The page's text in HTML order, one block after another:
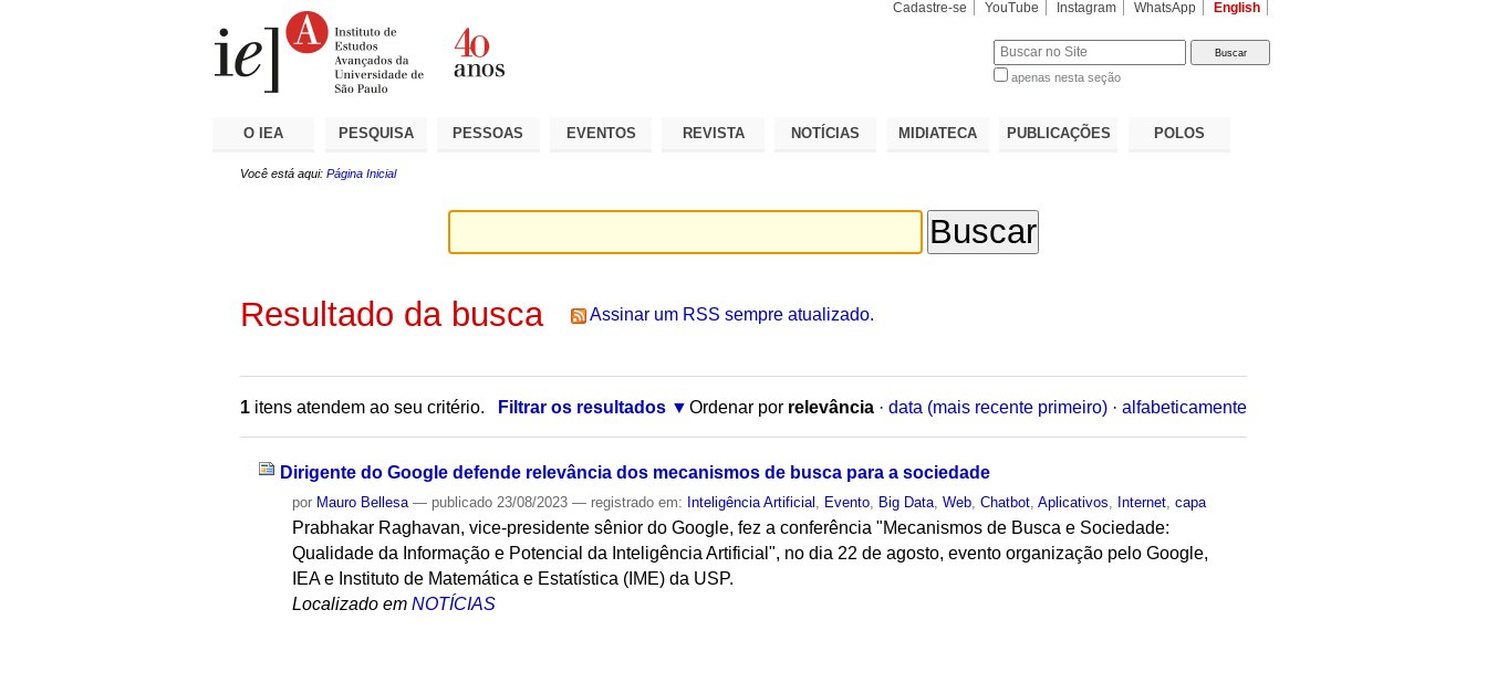
Cadastre-se YouTube Instagram WhatsApp English
apenas nesta seção
O IEA PESQUISA PESSOAS EVENTOS REVISTA NOTÍCIAS MIDIATECA PUBLICAÇÕES POLOS
Você está aqui: Página Inicial
Resultado da busca Assinar um RSS sempre atualizado.
1 itens atendem ao seu critério. Filtrar os resultados Ordenar por relevância · data (mais recente primeiro) · alfabeticamente
Dirigente do Google defende relevância dos mecanismos de busca para a sociedade
por Mauro Bellesa — publicado 23/08/2023— registrado em: Inteligência Artificial Evento Big Data ,Web ,Chatbot ,Aplicativos Internet ,capa
Prabhakar Raghavan, vice-presidente sênior do Google, fez a conferência "Mecanismos de Busca e Sociedade:
Qualidade da Informação e Potencial da Inteligência Artificial", no dia 22 de agosto, evento organização pelo Google,
IEA e Instituto de Matemática e Estatística (IME) da USP.
Localizado em NOTÍCIAS